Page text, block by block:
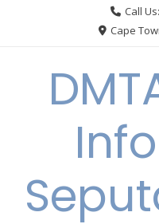
Call
Cape